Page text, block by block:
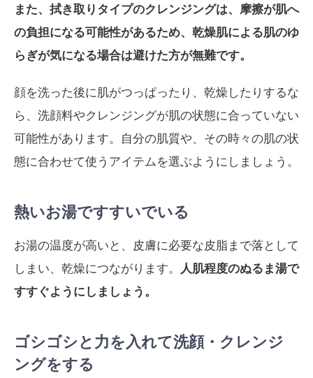
また、拭き取りタイプのクレンジングは、摩擦が肌へ
の負担になる可能性があるため、乾燥肌による肌のゆ
らぎが気になる場合は避けた方が無難です。
顔を洗った後に肌がつっぱったり、乾燥したりするな
ら、洗顔料やクレンジングが肌の状態に合っていない
可能性があります。自分の肌質や、その時々の肌の状
態に合わせて使うアイテムを選ぶようにしましょう。
熱いお湯ですすいでいる
お湯の温度が高いと、皮膚に必要な皮脂まで落として
しまい、乾燥につながります。
人肌程度のぬるま湯で
すすぐようにしましょう。
ゴシゴシと力を入れて洗顔・クレンジ
ングをする